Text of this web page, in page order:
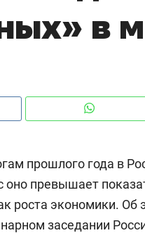
в
прошлого года в
оно превышает
роста экономики. Об
заседании
интересен Оман?